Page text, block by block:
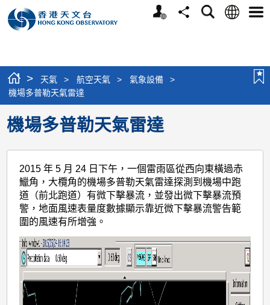
個
分
搜
語
選
> 天氣 > 航空天氣 > 氣象設備
>
機場多普勒天氣雷達
機場多普勒天氣雷達
2015 年 5 月 24 日下午，一個雷雨區從西向東橫過赤
鱲角，大欖角的機場多普勒天氣雷達探測到機場中跑
道（前北跑道）有微下擊暴流，並發出微下擊暴流預
警，地面風速表量度數據顯示靠近微下擊暴流警告範
圍的風速有所增強。